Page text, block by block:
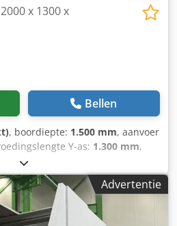
x 1300 x
Bellen
, boordiepte: 1.500 mm, aanvoer
Y-as: 1.300 mm,
mm
250-S Besturing: SIEMENS 840D
tappen voor
platen Draaibare A-as + 25 tot
1000 L Cip-
Advertentie